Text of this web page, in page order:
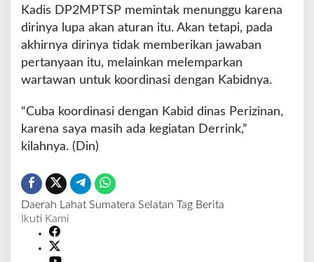
Kadis DP2MPTSP memintak menunggu karena
dirinya lupa akan aturan itu. Akan tetapi, pada
akhirnya dirinya tidak memberikan jawaban
pertanyaan itu, melainkan melemparkan
wartawan untuk koordinasi dengan Kabidnya.
“Cuba koordinasi dengan Kabid dinas Perizinan,
karena saya masih ada kegiatan Derrink,”
kilahnya. (Din)
Daerah Lahat Sumatera Selatan Tag Berita
Ikuti Kami